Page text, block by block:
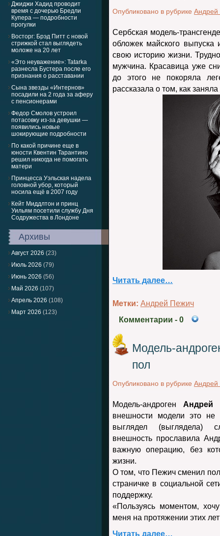
Джиджи Хадид проводит
время с дочерью Бредли
Купера — подробности
прогулки
Восторг: Брэд Питт с новой
стрижкой стал выглядеть
моложе на 20 лет
«Это неуважение»: Tatarka
разнесла Бустера после его
признания о расставании
Сына звезды «Интернов»
посадили на 2 года за аферу
с пенсионерами
Федор Смолов устроил
потасовку из-за девушки —
появились новые
шокирующие подробности
По какой причине еще в
юности Квентин Тарантино
решил никогда не помогать
матери
Принцесса Уэльская надела
головной убор, который
носила ещё в 2007 году
Кейт Миддлтон и принц
Уильям посетили службу Дня
Содружества в Лондоне
Архивы
Август 2026 (23)
Июль 2026 (79)
Июнь 2026 (56)
Май 2026 (107)
Апрель 2026 (108)
Март 2026 (123)
Опубликовано в рубрике Андрей
Сербская модель-
обложек майского выпуска
свою историю жизни.
мужчина. Красавица уже
до этого не покоряла
рассказала о том, как
Читать далее…
Метки: Андрей Пежич
Комментарии - 0
Модель-
пол
Опубликовано в рубрике Андрей
Модель-андроген Андрей
внешности модели это не
выглядел (выглядела)
внешность прославила
важную операцию, без
жизни.
О том, что Пежич сменил пол
страничке в социальной
поддержку.
«Пользуясь моментом,
меня на протяжении этих
Читать далее…